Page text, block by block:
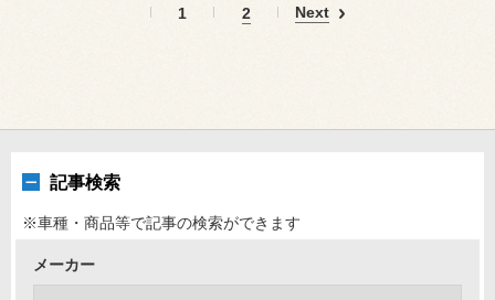
1 2 Next
記事検索
※車種・商品等で記事の検索ができます
メーカー